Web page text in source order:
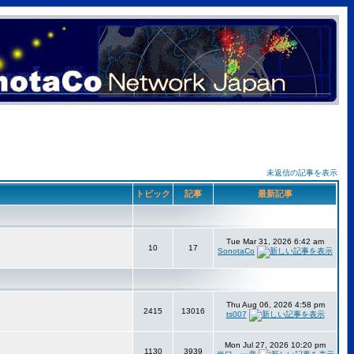
未返信の記事を表示
トピック 記事 最新記事
10 17
Tue Mar 31, 2026 6:42 am
SonotaCo
2415 13016
Thu Aug 06, 2026 4:58 pm
ts007
1130 3939
Mon Jul 27, 2026 10:20 pm